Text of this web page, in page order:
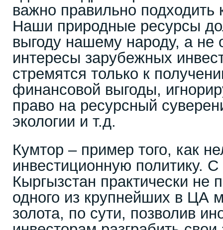
важно правильно подходить
Наши природные ресурсы
выгоду нашему народу, а не
интересы зарубежных
стремятся только к
финансовой выгоды,
право на ресурсный
экологии и т.д.
Кумтор – пример того, как
инвестиционную политику.
Кыргызстан практически не
одного из крупнейших в ЦА
золота, по сути, позволив